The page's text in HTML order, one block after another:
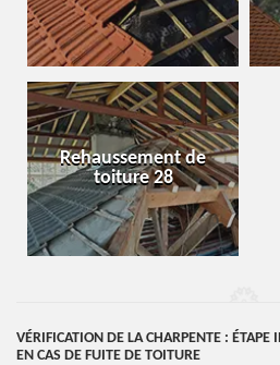
Rehaussement de
toiture 28
VÉRIFICATION DE LA CHARPENTE : ÉTAPE
EN CAS DE FUITE DE TOITURE